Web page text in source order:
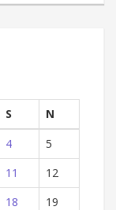
S
N
4
5
11
12
18
19